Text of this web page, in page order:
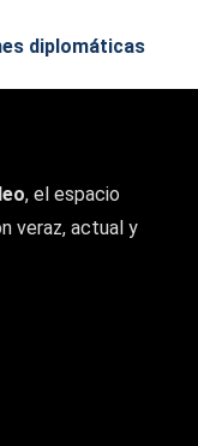
diplomáticas
, el espacio
veraz, actual y